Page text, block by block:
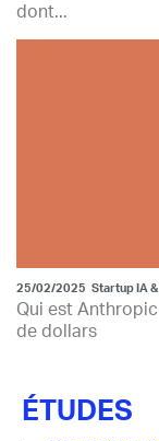
dont...
25/02/2025 Startup IA
Qui est
de dollars
ÉTUDES